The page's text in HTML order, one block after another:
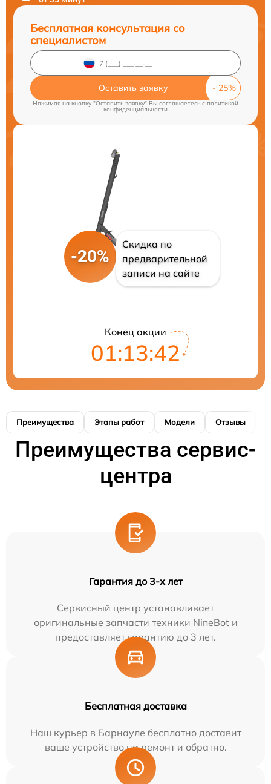
Бесплатная консультация со
специалистом
Оставить заявку
Нажимая на кнопку "Оставить заявку" Вы соглашаетесь c политикой
конфиденциальности
-20%
Скидка по
предварительной
записи на сайте
Конец акции
01:13:41
Преимущества Этапы работ Модели Отзывы
Преимущества сервис-
центра
Гарантия до 3-х лет
Сервисный центр устанавливает
оригинальные запчасти техники NineBot и
предоставляет гарантию до 3 лет.
Бесплатная доставка
Наш курьер в Барнауле бесплатно доставит
ваше устройство на ремонт и обратно.